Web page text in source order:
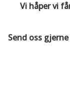
Vi håper vi
Send oss